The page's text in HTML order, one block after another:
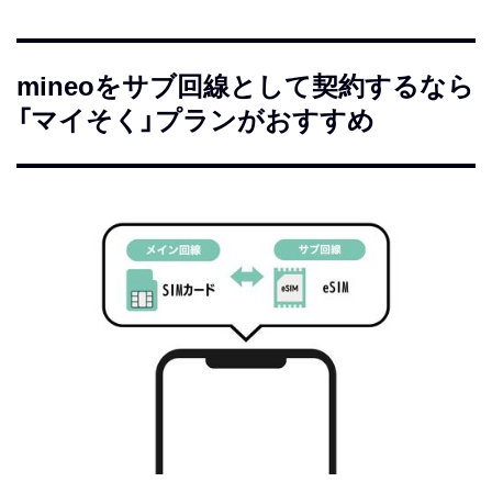
mineoをサブ回線として契約するなら
「マイそく」プランがおすすめ